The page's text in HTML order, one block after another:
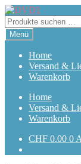
Zur
Navigation
springen
Zum
Inhalt
springen
Suchen
nach:
Menü
Home
Versand &
Warenkorb
Home
Versand &
Warenkorb
CHF 0.00 0